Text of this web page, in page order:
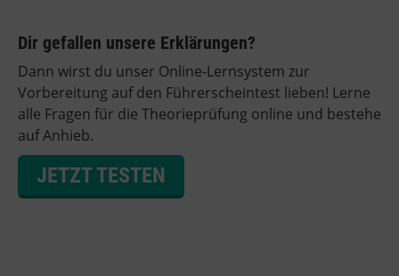
Dir gefallen unsere Erklärungen?
Dann wirst du unser Online-Lernsystem zur
Vorbereitung auf den Führerscheintest lieben! Lerne
alle Fragen für die Theorieprüfung online und bestehe
auf Anhieb.
JETZT TESTEN